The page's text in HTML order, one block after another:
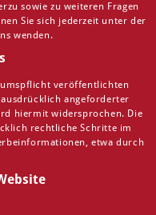
sowie zu weiteren Fragen
Sie sich jederzeit unter der
wenden.
veröffentlichten
angeforderter
hiermit widersprochen. Die
rechtliche Schritte im
etwa durch